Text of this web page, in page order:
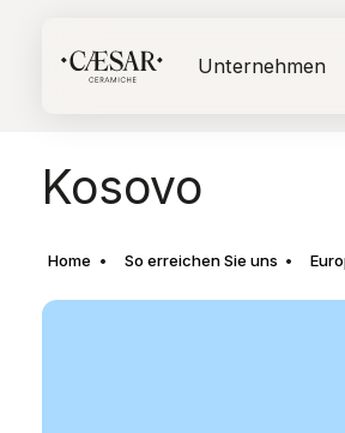
Unternehmen
Kosovo
Home So erreichen Sie uns